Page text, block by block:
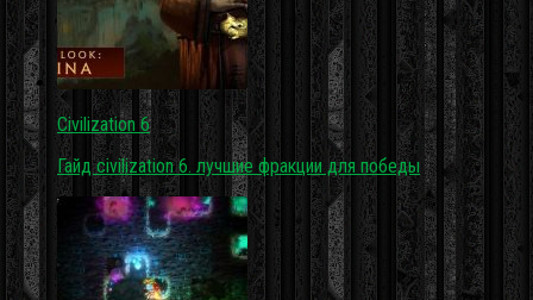
Civilization 6
Гайд civilization 6. лучшие фракции для победы